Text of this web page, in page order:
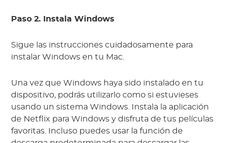
Paso 2. Instala Windows
Sigue las instrucciones cuidadosamente para
instalar Windows en tu Mac.
Una vez que Windows haya sido instalado en tu
dispositivo, podrás utilizarlo como si estuvieses
usando un sistema Windows. Instala la aplicación
de Netflix para Windows y disfruta de tus películas
favoritas. Incluso puedes usar la función de